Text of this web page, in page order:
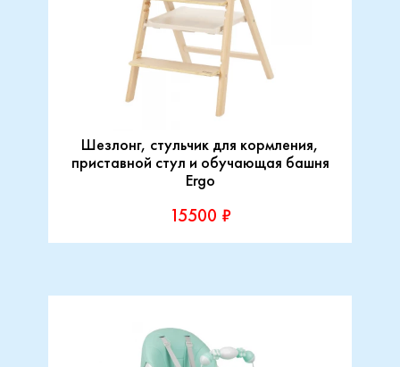
Шезлонг, стульчик для кормления,
приставной стул и обучающая башня
Ergo
15500 ₽